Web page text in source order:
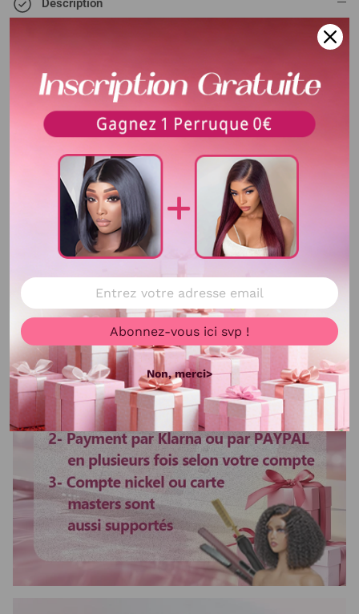
Description
Taille
Tissage:16" 16" 16"
clsoure:12" Tissage:20"
20" 20" clsoure:14"
Tissage:26" 26" 26"
clsoure:20"
9 tissages +3 clsoures
Type de cheveux Cheveux brésiliens
Lisse, body wave,looose wave,
naturel wave,deep wave, curly
Délai de livraison 3-5 jours Ouvrables
Délai d'utilisation
Plus de 3 ans avec de bons
soin
Couleur de cheveux Noir naturel
Cheveux Weft Machine Double Weft
Vente en gros
Si vous voulez changer le
modèle ou la taille, veuillez
contacter le service clientelle
sur whats app +86
16624731330
Voir plus
Abonnez-vous ici svp !
Non, merci>